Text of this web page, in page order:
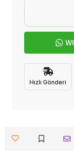
Hızlı Gönderi